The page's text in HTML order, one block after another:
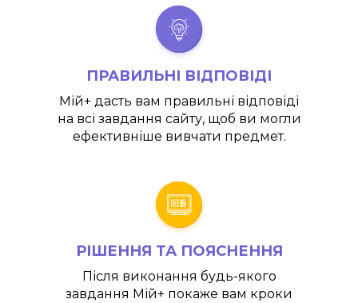
ПРАВИЛЬНІ ВІДПОВІДІ
Мій+ дасть вам правильні відповіді
на всі завдання сайту, щоб ви могли
ефективніше вивчати предмет.
РІШЕННЯ ТА ПОЯСНЕННЯ
Після виконання будь-якого
завдання Мій+ покаже вам кроки